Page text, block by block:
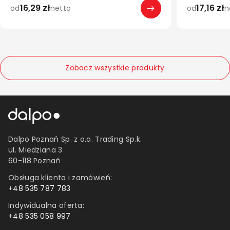
od16,29 złnetto
38 mm
50 mm
od17,16 zł
70x37
Zobacz wszystkie produkty
Dalpo Poznań Sp. z o.o. Trading Sp.k.
ul. Miedziana 3
60-118 Poznań
Obsługa klienta i zamówień:
+48 535 787 783
Indywidualna oferta:
+48 535 058 997